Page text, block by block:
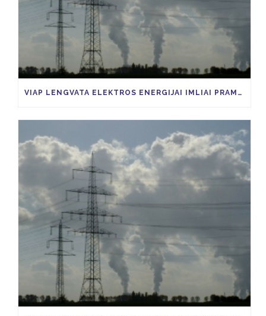
VIAP LENGVATA ELEKTROS ENERGIJAI IMLIAI PRAMONEI